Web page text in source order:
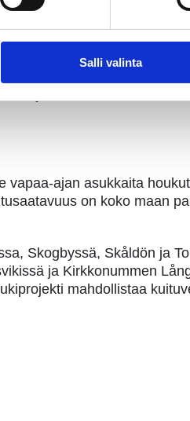
Salli valinta
ElmoNetin
entiset mökkialueet ovat
Tampereen Teiskossa.
kerätä
ajan asukkaita
on koko maan
Skogbyssä, Skåldön ja
ja Kirkkonummen
mahdollistaa